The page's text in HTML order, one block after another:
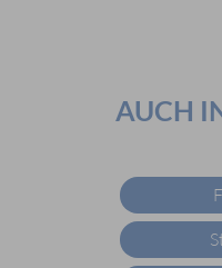
AUCH